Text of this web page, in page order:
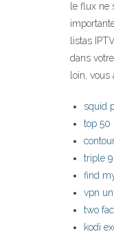
le flux ne
listas
dans
loin,
squid
top 50
triple
find
vpn
two
kodi